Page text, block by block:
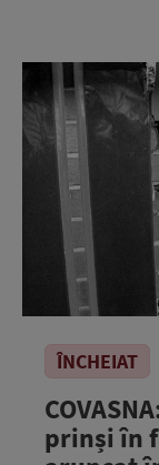
ÎNCHEIAT
prinși în